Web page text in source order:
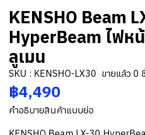
KENSHO Beam
HyperBeam ไฟห
ลูเมน
SKU : KENSHO-LX30 ขายแล้ว 0
฿4,490
คำอธิบายสินค้าแบบย่อ